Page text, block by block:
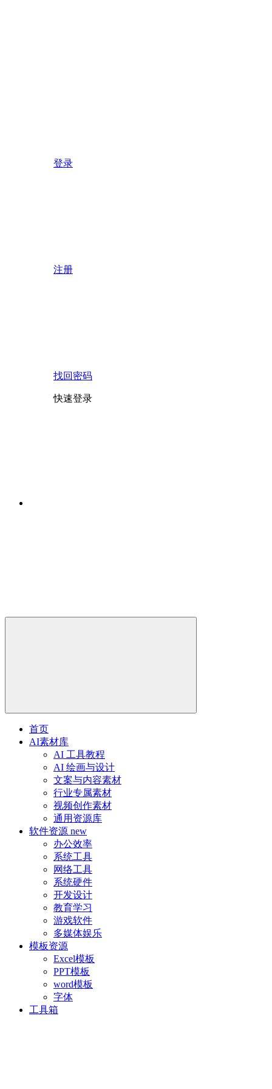
登录
注册
找回密码
快速登录
首页
AI素材库
AI 工具教程
AI 绘画与设计
文案与内容素材
行业专属素材
视频创作素材
通用资源库
软件资源 new
办公效率
系统工具
网络工具
系统硬件
开发设计
教育学习
游戏软件
多媒体娱乐
模板资源
Excel模板
PPT模板
word模板
字体
工具箱